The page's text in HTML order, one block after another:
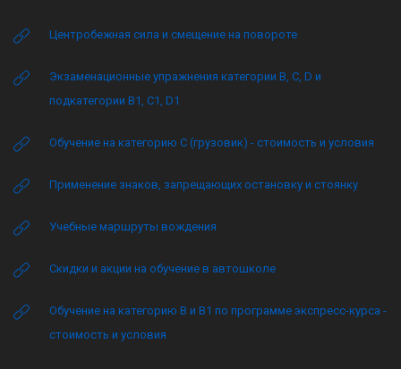
Центробежная сила и смещение на повороте
Экзаменационные упражнения категории B, C, D и
подкатегории B1, C1, D1
Обучение на категорию C (грузовик) - стоимость и условия
Применение знаков, запрещающих остановку и стоянку
Учебные маршруты вождения
Скидки и акции на обучение в автошколе
Обучение на категорию B и B1 по программе экспресс-курса -
стоимость и условия